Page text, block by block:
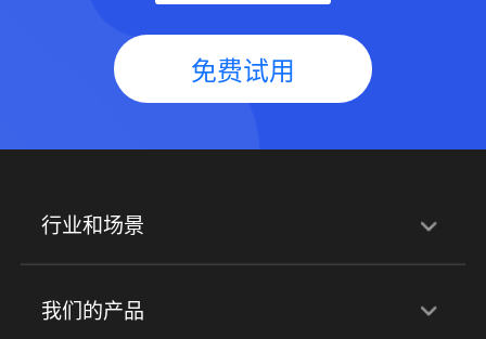
免费试用
行业和场景
行业解决方案
我们的产品